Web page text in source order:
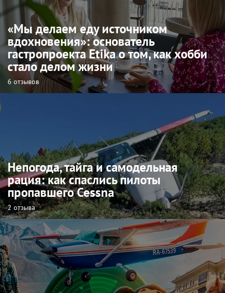
«Мы делаем еду источником
вдохновения»: основатель
гастропроекта Etika о том, как хобби
стало делом жизни
6 отзывов
Непогода, тайга и самодельная
рация: как спаслись пилоты
пропавшего Cessna
2 отзыва